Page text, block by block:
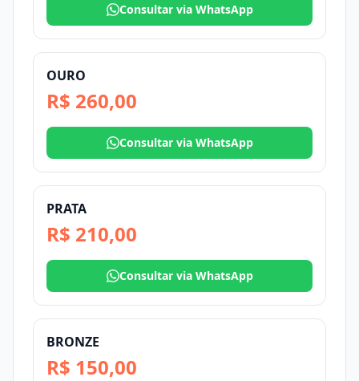
Consultar via WhatsApp
OURO
R$ 260,00
Consultar via WhatsApp
PRATA
R$ 210,00
Consultar via WhatsApp
BRONZE
R$ 150,00